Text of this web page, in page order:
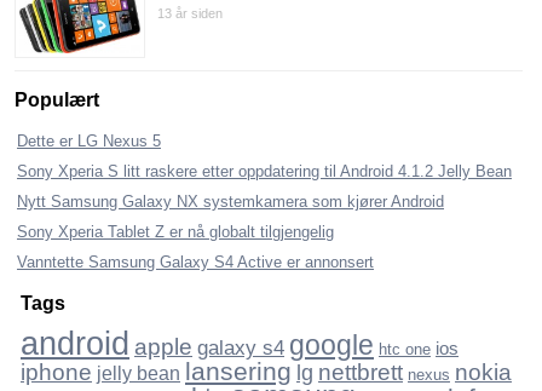
13 år siden
Populært
Dette er LG Nexus 5
Sony Xperia S litt raskere etter oppdatering til Android 4.1.2 Jelly Bean
Nytt Samsung Galaxy NX systemkamera som kjører Android
Sony Xperia Tablet Z er nå globalt tilgjengelig
Vanntette Samsung Galaxy S4 Active er annonsert
Tags
android apple galaxy s4 google htc one ios
iphone jelly bean lansering lg nettbrett nexus nokia